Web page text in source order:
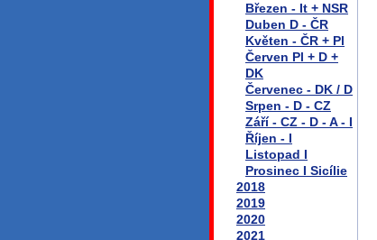
Březen - It + NSR
Duben D - ČR
Květen - ČR + Pl
Červen Pl + D +
DK
Červenec - DK / D
Srpen - D - CZ
Září - CZ - D - A - I
Říjen - I
Listopad I
Prosinec I Sicílie
2018
2019
2020
2021